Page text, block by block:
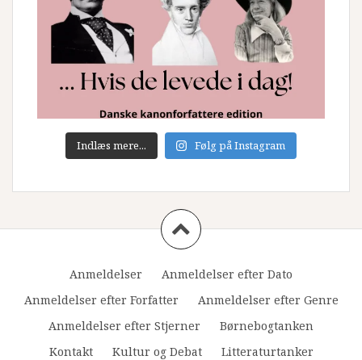
Indlæs mere... Følg på Instagram
Anmeldelser
Anmeldelser efter Dato
Anmeldelser efter Forfatter
Anmeldelser efter Genre
Anmeldelser efter Stjerner
Børnebogtanken
Kontakt
Kultur og Debat Litteraturtanker